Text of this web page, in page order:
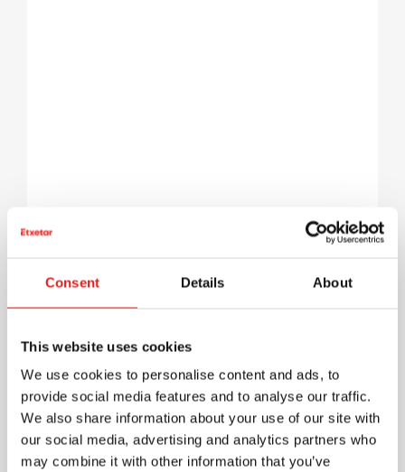
Consent Details About
This website uses cookies
We use cookies to personalise content and ads, to
provide social media features and to analyse our traffic.
We also share information about your use of our site with
our social media, advertising and analytics partners who
may combine it with other information that you’ve